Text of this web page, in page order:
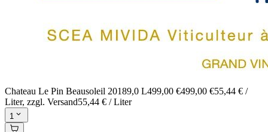
Chateau Le Pin Beausoleil 20189,0 L499,00 €499,00 €55,44 € /
Liter, zzgl. Versand55,44 € / Liter
1